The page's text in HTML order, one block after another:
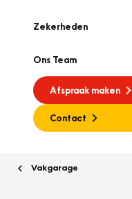
Zekerheden
Ons Team
Afspraak maken
Contact
Vakgarage